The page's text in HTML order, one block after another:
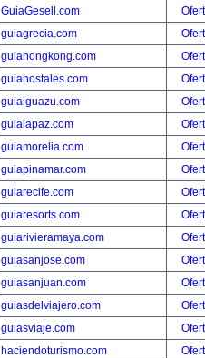
GuiaGesell.com
guiagrecia.com
guiahongkong.com
guiahostales.com
guiaiguazu.com
guialapaz.com
guiamorelia.com
guiapinamar.com
guiarecife.com
guiaresorts.com
guiarivieramaya.com
guiasanjose.com
guiasanjuan.com
guiasdelviajero.com
guiasviaje.com
haciendoturismo.com